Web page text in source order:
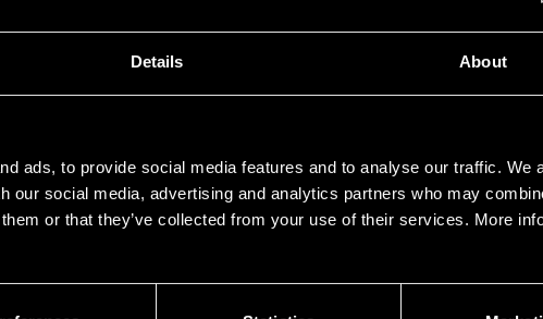
Details About
ads, to provide social media features and to analyse our traffic. We
our social media, advertising and analytics partners who may
or that they’ve collected from your use of their services. More
VTT:n osaamiseen siis luotetaan, vaikka myös
Hankkeiden tuloksissa, niin suoraan
se, että VTT vahvistaa asiakkaan osaamista.
”Asiakkailta saamamme yleisarvio on mielestäni
työstä, mitä tutkimustiimeissä tehdään
aidosti iloisia ja tyytyväisiä tehdyn työn tuloksiin -
sitoutuvan hyvään asiakaskokemukseen myös
mukautua muuttuviin asiakastarpeisiin”,